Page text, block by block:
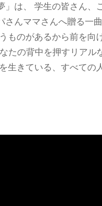
」は、 学生の皆さん
さんママさんへ贈る一
ものがあるから前を
たの背中を押すリア
生きている、すべての